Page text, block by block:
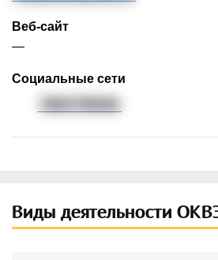
Веб-сайт
—
Cоциальные сети
Виды деятельности